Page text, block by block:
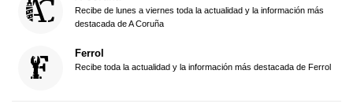
Recibe de lunes a viernes toda la actualidad y la información más
destacada de A Coruña
Ferrol
Recibe toda la actualidad y la información más destacada de Ferrol